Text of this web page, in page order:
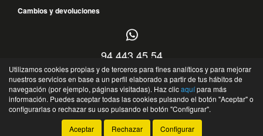
Cambios y devoluciones
94 443 45 54
616 119 841
Parque Empresarial Abra Industrial, 1.5.1 B - 48530 - Ortuella - Bizkaia - España
©JEDSA- 2026 -Tienda online de recambios de Gira
Utilizamos cookies propias y de terceros para fines analíticos y para mejorar
nuestros servicios en base a un perfil elaborado a partir de tus hábitos de
navegación (por ejemplo, páginas visitadas). Haz clicaquípara más
información. Puedes aceptar todas las cookies pulsando el botón "Aceptar" o
configurarlas o rechazar su uso pulsando el botón "Configurar".
Aceptar
Rechazar Configurar